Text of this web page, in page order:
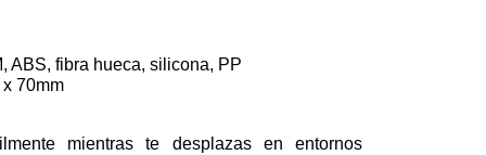
ABS, fibra hueca, silicona, PP
70mm
mientras te desplazas en entornos